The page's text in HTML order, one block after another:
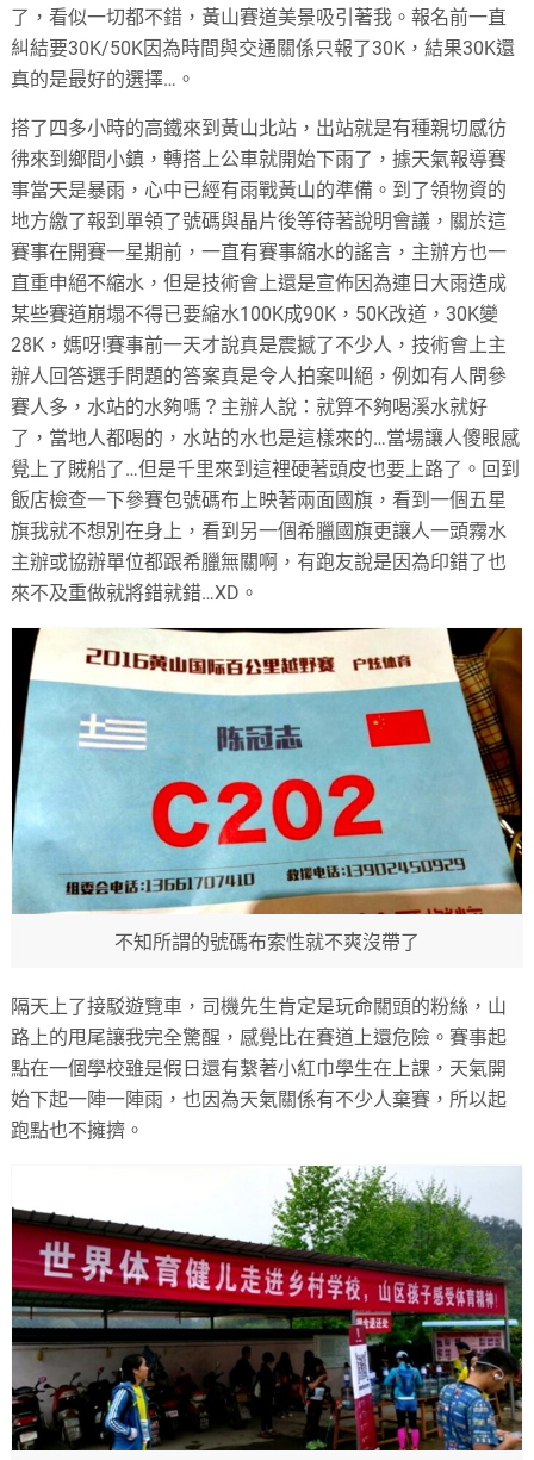
了，看似一切都不錯，黃山賽道美景吸引著我。報名前一直
糾結要30K/50K因為時間與交通關係只報了30K，結果30K還
真的是最好的選擇…。
搭了四多小時的高鐵來到黃山北站，出站就是有種親切感彷
彿來到鄉間小鎮，轉搭上公車就開始下雨了，據天氣報導賽
事當天是暴雨，心中已經有雨戰黃山的準備。到了領物資的
地方繳了報到單領了號碼與晶片後等待著說明會議，關於這
賽事在開賽一星期前，一直有賽事縮水的謠言，主辦方也一
直重申絕不縮水，但是技術會上還是宣佈因為連日大雨造成
某些賽道崩塌不得已要縮水100K成90K，50K改道，30K變
28K，媽呀!賽事前一天才說真是震撼了不少人，技術會上主
辦人回答選手問題的答案真是令人拍案叫絕，例如有人問參
賽人多，水站的水夠嗎？主辦人說：就算不夠喝溪水就好
了，當地人都喝的，水站的水也是這樣來的…當場讓人傻眼感
覺上了賊船了…但是千里來到這裡硬著頭皮也要上路了。回到
飯店檢查一下參賽包號碼布上映著兩面國旗，看到一個五星
旗我就不想別在身上，看到另一個希臘國旗更讓人一頭霧水
主辦或協辦單位都跟希臘無關啊，有跑友說是因為印錯了也
來不及重做就將錯就錯…XD。
不知所謂的號碼布索性就不爽沒帶了
隔天上了接駁遊覽車，司機先生肯定是玩命關頭的粉絲，山
路上的甩尾讓我完全驚醒，感覺比在賽道上還危險。賽事起
點在一個學校雖是假日還有繫著小紅巾學生在上課，天氣開
始下起一陣一陣雨，也因為天氣關係有不少人棄賽，所以起
跑點也不擁擠。